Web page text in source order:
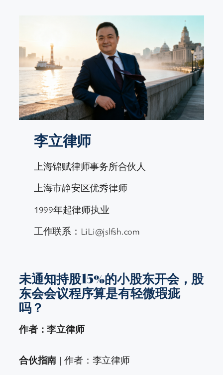
李立律师
上海锦赋律师事务所合伙人
上海市静安区优秀律师
1999年起律师执业
工作联系：LiLi@jslfsh.com
未通知持股15%的小股东开会，股
东会会议程序算是有轻微瑕疵
吗？
作者：李立律师
合伙指南 | 作者：李立律师